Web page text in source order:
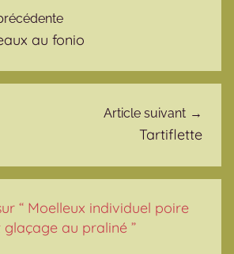
au fonio
Article suivant
Tartiflette
“ Moelleux individuel poire
glaçage au praliné ”